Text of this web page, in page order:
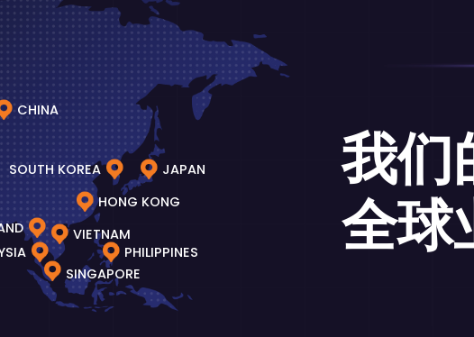
HONG KONG
VIETNAM
PHILIPPINES
SINGAPORE
JAPAN
CHINA
SOUTH KOREA
我们
全球